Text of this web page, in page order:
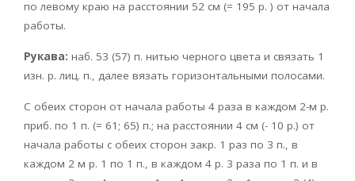
по левому краю на расстоянии 52 см (= 195 р. ) от начала
работы.
Рукава: наб. 53 (57) п. нитью черного цвета и связать 1
изн. р. лиц. п., далее вязать горизонтальными полосами.
С обеих сторон от начала работы 4 раза в каждом 2-м р.
приб. по 1 п. (= 61; 65) п.; на расстоянии 4 см (- 10 р.) от
начала работы с обеих сторон закр. 1 раз по 3 п., в
каждом 2 м р. 1 по 1 п., в каждом 4 р. 3 раза по 1 п. и в